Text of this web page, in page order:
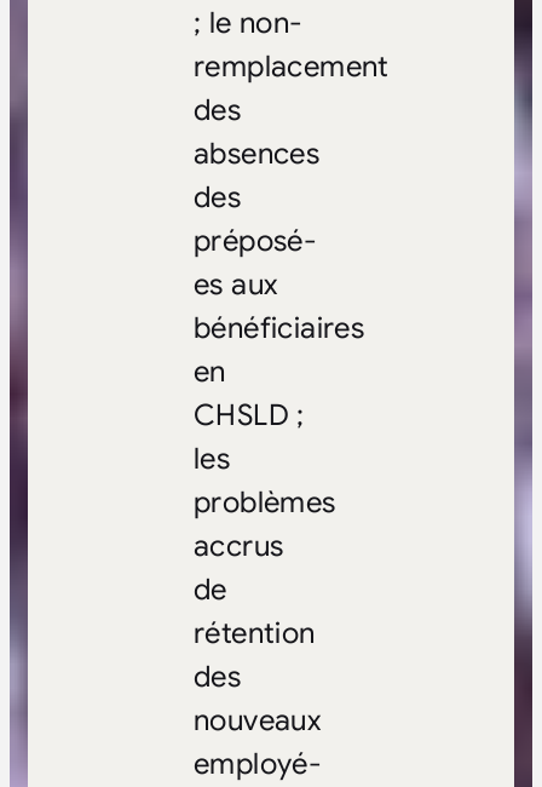
; le non-
remplacement
des
absences
des
préposé-
es aux
bénéficiaires
en
CHSLD ;
les
problèmes
accrus
de
rétention
des
nouveaux
employé-